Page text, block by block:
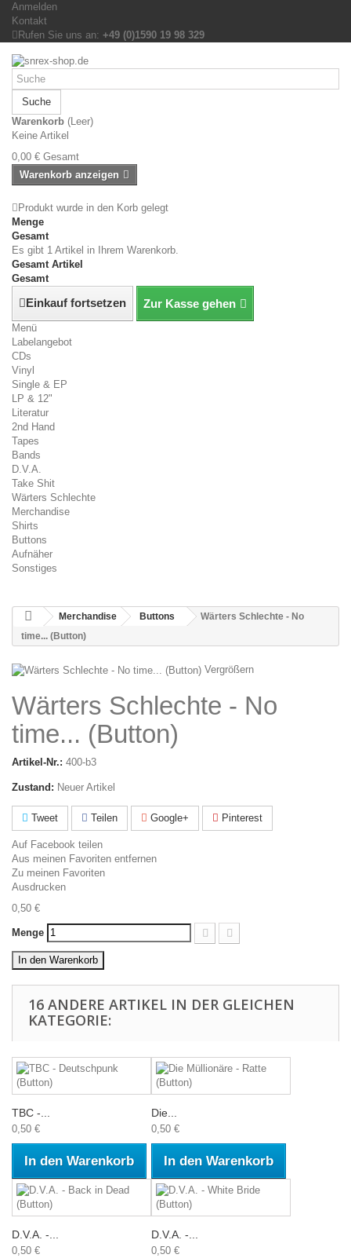
Anmelden
Kontakt
Rufen Sie uns an: +49 (0)1590 19 98 329
Suche
Warenkorb (Leer)
Keine Artikel
0,00 € Gesamt
Warenkorb anzeigen
Produkt wurde in den Korb gelegt
Menge
Gesamt
Es gibt 1 Artikel in Ihrem Warenkorb.
Gesamt Artikel
Gesamt
Einkauf fortsetzen Zur Kasse gehen
Menü
Labelangebot
CDs
Vinyl
Single & EP
LP & 12"
Literatur
2nd Hand
Tapes
Bands
D.V.A.
Take Shit
Wärters Schlechte
Merchandise
Shirts
Buttons
Aufnäher
Sonstiges
Merchandise Buttons
Wärters Schlechte - No
time... (Button)
Vergrößern
Wärters Schlechte - No
time... (Button)
Artikel-Nr.: 400-b3
Zustand: Neuer Artikel
Tweet Teilen Google+ Pinterest
Auf Facebook teilen
Aus meinen Favoriten entfernen
Zu meinen Favoriten
Ausdrucken
0,50 €
Menge
In den Warenkorb
16 ANDERE ARTIKEL IN DER GLEICHEN
KATEGORIE:
TBC -...
0,50 €
In den Warenkorb
Die...
0,50 €
In den Warenkorb
D.V.A. -...
0,50 €
D.V.A. -...
0,50 €